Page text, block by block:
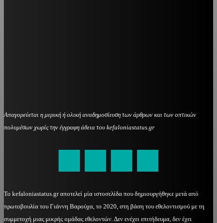
Απαγορεύεται η μερική ή ολική αναδημοσίευση των άρθρων και των οπτικών
πολυμέσων χωρίς την έγγραφη άδεια του kefaloniastatus.gr
Το kefaloniastatus.gr αποτελεί μία ιστοσελίδα που δημιουργήθηκε μετά από
πρωτοβουλία του Γιάννη Βαρούχα, το 2020, στη βάση του εθελοντισμού με τη
συμμετοχή μιας μικρής ομάδας εθελοντών. Δεν ενέχει επιτήδευμα, δεν έχει